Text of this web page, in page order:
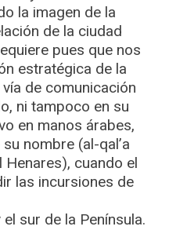
la imagen de la
de la ciudad
pues que nos
estratégica de la
de comunicación
ni tampoco en su
en manos árabes,
nombre (al-qal’a
Henares), cuando el
las incursiones de
sur de la Península.